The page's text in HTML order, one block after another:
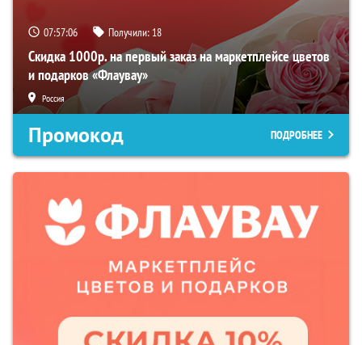
07:57:06 Получили: 18
Скидка 1000р. на первый заказ на маркетплейсе цветов
и подарков «Флаувау»
Россия
Промокод ПОДРОБНЕЕ